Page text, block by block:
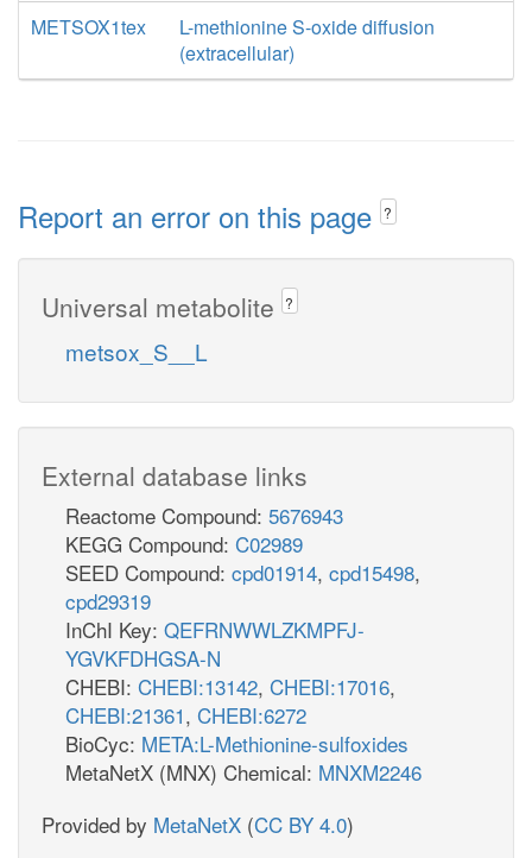
METSOX1tex
L-methionine S-oxide diffusion
(extracellular)
Report an error on this page ?
Universal metabolite ?
metsox_S__L
External database links
Reactome Compound: 5676943
KEGG Compound: C02989
SEED Compound: cpd01914, cpd15498,
cpd29319
InChI Key: QEFRNWWLZKMPFJ-
YGVKFDHGSA-N
CHEBI: CHEBI:13142, CHEBI:17016,
CHEBI:21361, CHEBI:6272
BioCyc: META:L-Methionine-sulfoxides
MetaNetX (MNX) Chemical: MNXM2246
Provided by MetaNetX (CC BY 4.0)